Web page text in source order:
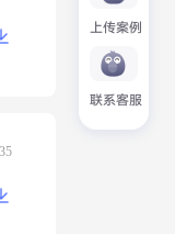
上传案例
联系客服